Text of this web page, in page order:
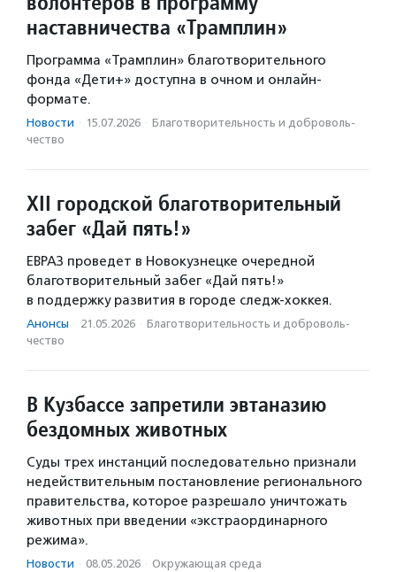
наставничества «Трамплин»
Программа «Трамплин» благотворительного
фонда «Дети+» доступна в очном и онлайн-
формате.
Новости · 15.07.2026 · Благотвори­тель­ность и доброволь­
чест­во
XII городской благотворительный
забег «Дай пять!»
ЕВРАЗ проведет в Новокузнецке очередной
благотворительный забег «Дай пять!»
в поддержку развития в городе следж‑хоккея.
Анонсы · 21.05.2026 · Благотвори­тель­ность и доброволь­
чест­во
В Кузбассе запретили эвтаназию
бездомных животных
Суды трех инстанций последовательно признали
недействительным постановление регионального
правительства, которое разрешало уничтожать
животных при введении «экстраординарного
режима».
Новости · 08.05.2026 · Окружающая среда